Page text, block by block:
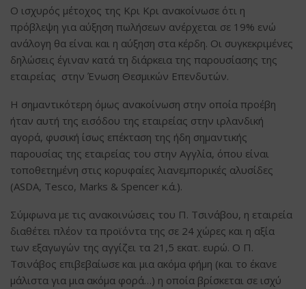
Ο ισχυρός μέτοχος της Κρι Κρι ανακοίνωσε ότι η
πρόβλεψη για αύξηση πωλήσεων ανέρχεται σε 19% ενώ
ανάλογη θα είναι και η αύξηση στα κέρδη. Οι συγκεκριμένες
δηλώσεις έγιναν κατά τη διάρκεια της παρουσίασης της
εταιρείας στην Ένωση Θεσμικών Επενδυτών.
Η σημαντικότερη όμως ανακοίνωση στην οποία προέβη
ήταν αυτή της εισόδου της εταιρείας στην ιρλανδική
αγορά, φυσική ίσως επέκταση της ήδη σημαντικής
παρουσίας της εταιρείας του στην Αγγλία, όπου είναι
τοποθετημένη στις κορυφαίες λιανεμπορικές αλυσίδες
(ASDA, Tesco, Μarks & Spencer κ.ά.).
Σύμφωνα με τις ανακοινώσεις του Π. Τσινάβου, η εταιρεία
διαθέτει πλέον τα προϊόντα της σε 24 χώρες και η αξία
των εξαγωγών της αγγίζει τα 21,5 εκατ. ευρώ. Ο Π.
Τσινάβος επιβεβαίωσε και μια ακόμα φήμη (και το έκανε
μάλιστα για μια ακόμα φορά…) η οποία βρίσκεται σε ισχύ